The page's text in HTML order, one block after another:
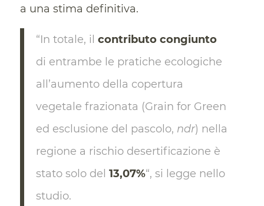
a una stima definitiva.
“In totale, il contributo congiunto
di entrambe le pratiche ecologiche
all’aumento della copertura
vegetale frazionata (Grain for Green
ed esclusione del pascolo, ndr) nella
regione a rischio desertificazione è
stato solo del 13,07%“, si legge nello
studio.